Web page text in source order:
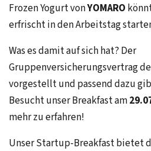
Frozen Yogurt vonYOMARO
erfrischt in den Arbeitstag
Was es damit auf sich hat? Der
Gruppenversicherungsvertrag
vorgestellt und passend dazu
Besucht unser Breakfast am
mehr zu erfahren!
Unser Startup-Breakfast bietet